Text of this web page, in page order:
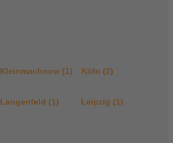
Kleinmachnow (1)
Köln (2)
Langenfeld (1)
Leipzig (1)